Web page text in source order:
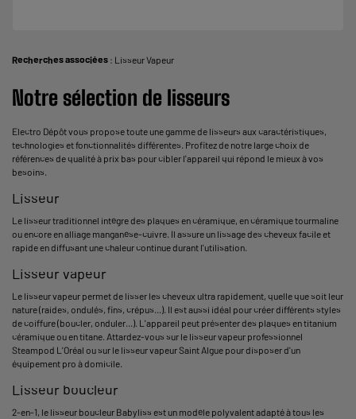
Recherches associées : Lisseur Vapeur
Notre sélection de lisseurs
Electro Dépôt vous propose toute une gamme de lisseurs aux caractéristiques,
technologies et fonctionnalités différentes. Profitez de notre large choix de
références de qualité à prix bas pour cibler l'appareil qui répond le mieux à vos
besoins.
Lisseur
Le lisseur traditionnel intègre des plaques en céramique, en céramique tourmaline
ou encore en alliage manganèse-cuivre. Il assure un lissage des cheveux facile et
rapide en diffusant une chaleur continue durant l'utilisation.
Lisseur vapeur
Le lisseur vapeur permet de lisser les cheveux ultra rapidement, quelle que soit leur
nature (raides, ondulés, fins, crépus...). Il est aussi idéal pour créer différents styles
de coiffure (boucler, onduler...). L'appareil peut présenter des plaques en titanium
céramique ou en titane. Attardez-vous sur le lisseur vapeur professionnel
Steampod L'Oréal ou sur le lisseur vapeur Saint Algue pour disposer d'un
équipement pro à domicile.
Lisseur boucleur
2-en-1, le lisseur boucleur Babyliss est un modèle polyvalent adapté à tous les